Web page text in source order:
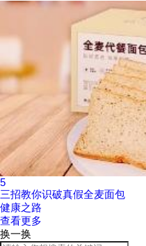
5
三招教你识破真假全麦面包
健康之路
查看更多
换一换